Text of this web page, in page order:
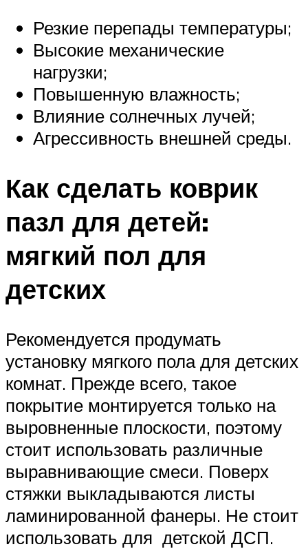
Резкие перепады температуры;
Высокие механические
нагрузки;
Повышенную влажность;
Влияние солнечных лучей;
Агрессивность внешней среды.
Как сделать коврик
пазл для детей:
мягкий пол для
детских
Рекомендуется продумать
установку мягкого пола для детских
комнат. Прежде всего, такое
покрытие монтируется только на
выровненные плоскости, поэтому
стоит использовать различные
выравнивающие смеси. Поверх
стяжки выкладываются листы
ламинированной фанеры. Не стоит
использовать для детской ДСП.